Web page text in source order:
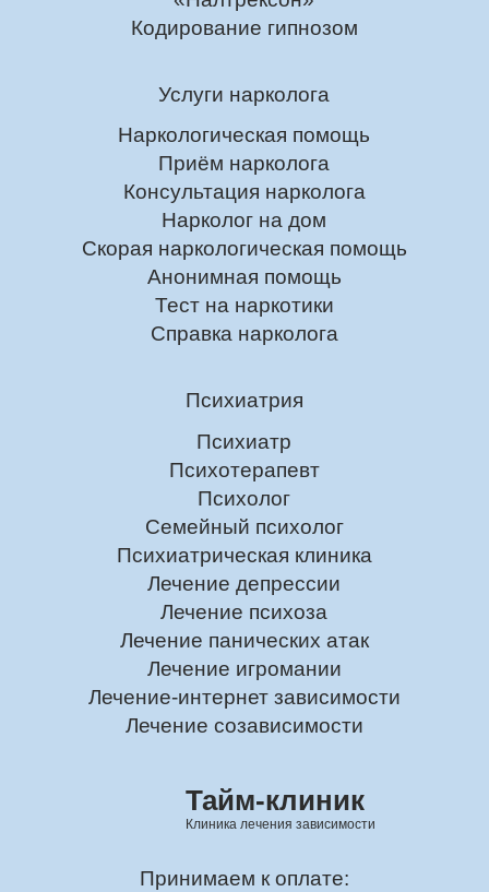
Кодирование гипнозом
Услуги нарколога
Наркологическая помощь
Приём нарколога
Консультация нарколога
Нарколог на дом
Скорая наркологическая помощь
Анонимная помощь
Тест на наркотики
Справка нарколога
Психиатрия
Психиатр
Психотерапевт
Психолог
Семейный психолог
Психиатрическая клиника
Лечение депрессии
Лечение психоза
Лечение панических атак
Лечение игромании
Лечение-интернет зависимости
Лечение созависимости
Тайм-клиник
Клиника лечения зависимости
Принимаем к оплате: